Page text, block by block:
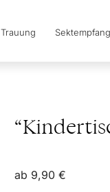
Trauung Sektempfang
ab 9,90€